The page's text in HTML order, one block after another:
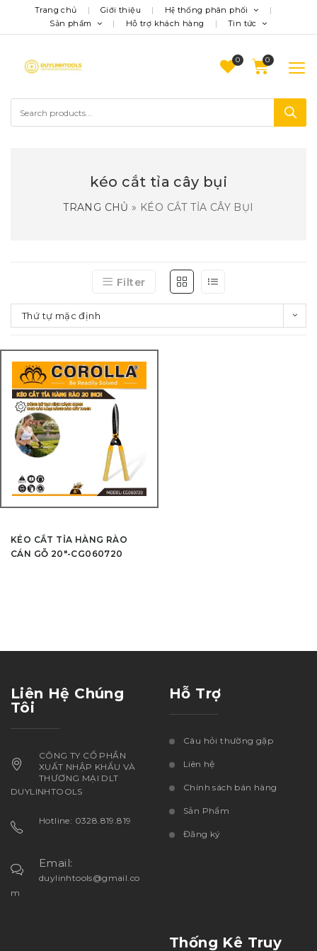
Trang chủ Giới thiệu
Hệ thống phân phối
Sản phẩm
Hỗ trợ khách hàng Tin tức
0
kéo cắt tỉa cây bụi
TRANG CHỦ » KÉO CẮT TỈA CÂY BỤI
Filter
Thứ tự mặc định
KÉO CẮT TỈA HÀNG RÀO
CÁN GỖ 20″-CG060720
Liên Hệ Chúng
Tôi
CÔNG TY CỔ PHẦN
XUẤT NHẬP KHẨU VÀ
THƯƠNG MẠI DLT
DUYLINHTOOLS
Hotline: 0328.819.819
Email:
duylinhtools@gmail.co
m
Hỗ Trợ
Câu hỏi thường gặp
Liên hệ
Chính sách bán hàng
Sản Phẩm
Đăng ký
Thống Kê Truy